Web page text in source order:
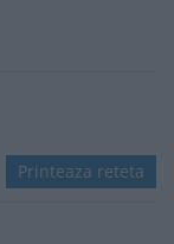
Printeaza reteta